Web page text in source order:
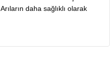
Arıların daha sağlıklı olarak